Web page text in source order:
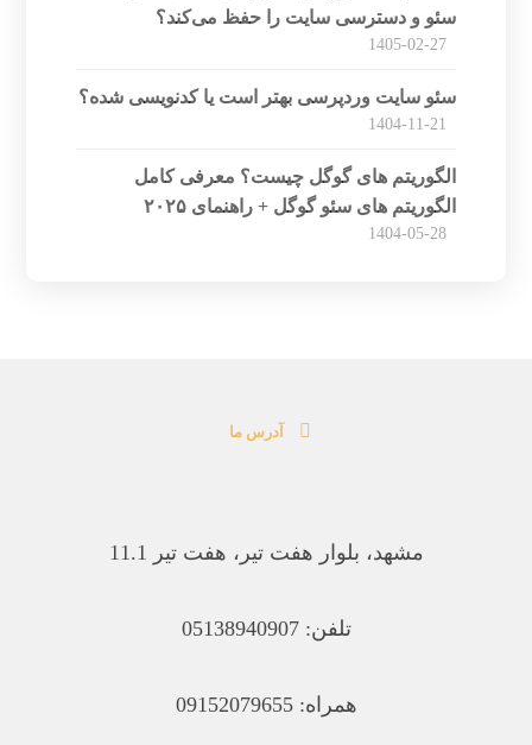
سئو و دسترسی سایت را حفظ می‌کند؟
1405-02-27
سئو سایت وردپرسی بهتر است یا کدنویسی شده؟
1404-11-21
الگوریتم های گوگل چیست؟ معرفی کامل
الگوریتم های سئو گوگل + راهنمای ۲۰۲۵
1404-05-28
آدرس ما
مشهد، بلوار هفت تیر، هفت تیر 11.1
تلفن: 05138940907
همراه: 09152079655